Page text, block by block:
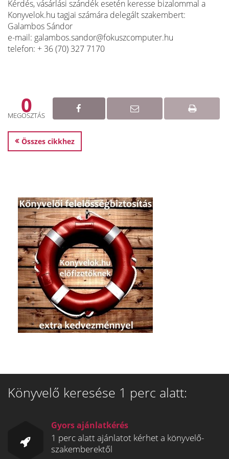
Kérdés, vásárlási szándék esetén keresse bizalommal a
Konyvelok.hu tagjai számára delegált szakembert:
Galambos Sándor
e-mail: galambos.sandor@fokuszcomputer.hu
telefon: + 36 (70) 327 7170
0
MEGOSZTÁS
Összes cikkhez
Könyvelő keresése 1 perc alatt:
Gyors ajánlatkérés
1 perc alatt ajánlatot kérhet a könyvelő-
szakemberektől